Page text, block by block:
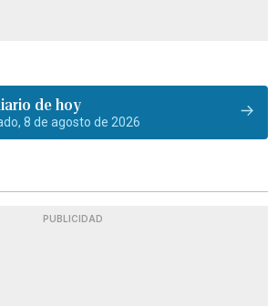
de hoy
8 de agosto de 2026
PUBLICIDAD